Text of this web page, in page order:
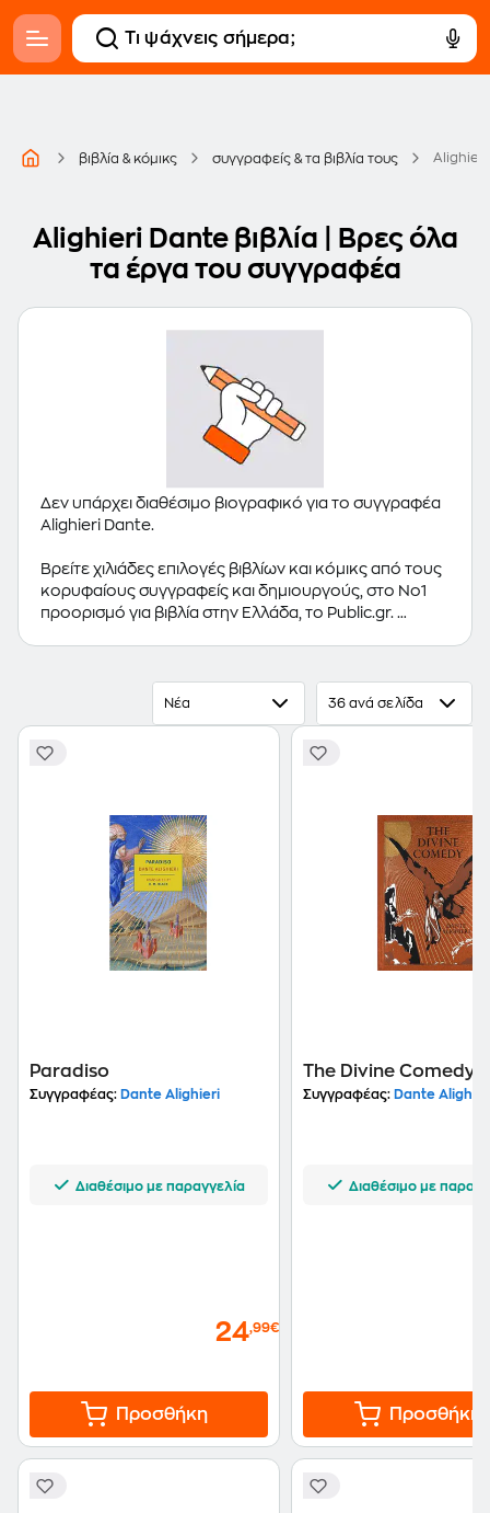
βιβλία & κόμικς συγγραφείς & τα βιβλία τους
Alighieri Dante βιβλία | Βρες όλα
τα έργα του συγγραφέα
Δεν υπάρχει διαθέσιμο βιογραφικό για το συγγραφέα
Alighieri Dante.
Βρείτε χιλιάδες επιλογές βιβλίων και κόμικς από τους
κορυφαίους συγγραφείς και δημιουργούς, στο Νο1
προορισμό για βιβλία στην Ελλάδα, το Public.gr.
Ξενόγλωσσα Βιβλία,Κόμικς
Νέα 36 ανά σελίδα
Paradiso
Συγγραφέας: Dante Alighieri
Διαθέσιμο με παραγγελία
24,99€
Προσθήκη
The Divine Comedy
Συγγραφέας: Dante
Διαθέσιμο με
Προσθήκη